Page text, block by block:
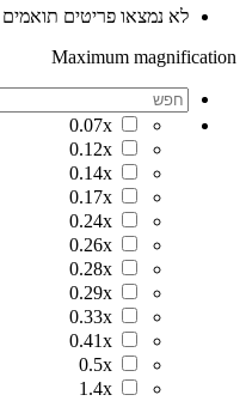
לא נמצאו פריטים תואמים
Maximum magnification
0.07x
0.12x
0.14x
0.17x
0.24x
0.26x
0.28x
0.29x
0.33x
0.41x
0.5x
1.4x